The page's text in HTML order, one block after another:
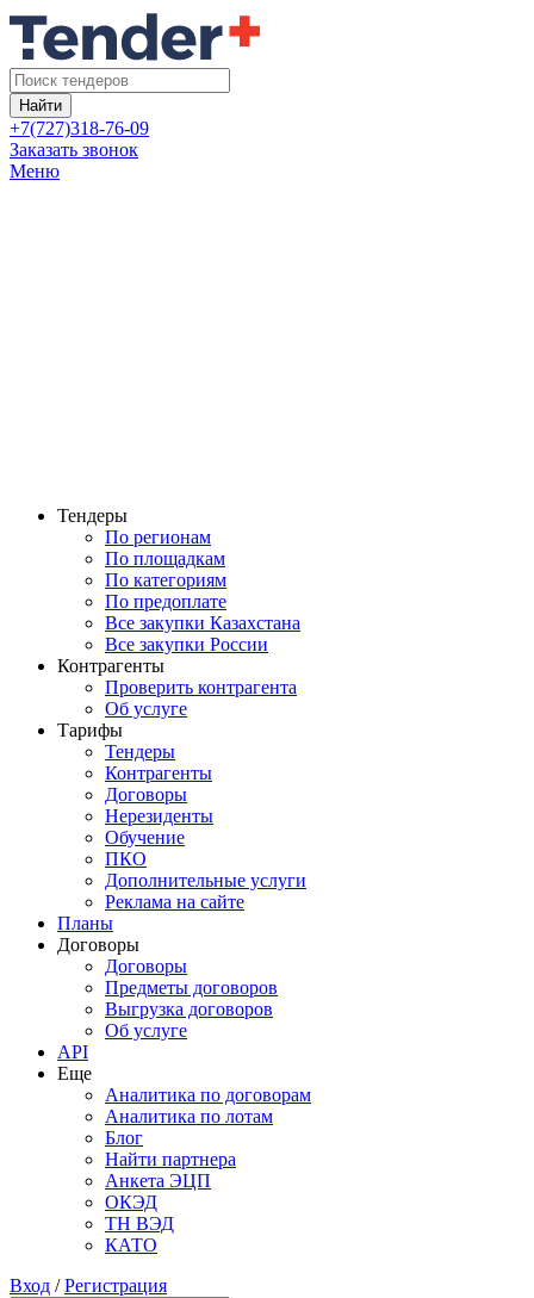
Найти
+7(727)318-76-09
Заказать звонок
Меню
Тендеры
По регионам
По площадкам
По категориям
По предоплате
Все закупки Казахстана
Все закупки России
Контрагенты
Проверить контрагента
Об услуге
Тарифы
Тендеры
Контрагенты
Договоры
Нерезиденты
Обучение
ПКО
Дополнительные услуги
Реклама на сайте
Планы
Договоры
Договоры
Предметы договоров
Выгрузка договоров
Об услуге
API
Еще
Аналитика по договорам
Аналитика по лотам
Блог
Найти партнера
Анкета ЭЦП
ОКЭД
ТН ВЭД
КАТО
Вход /Регистрация